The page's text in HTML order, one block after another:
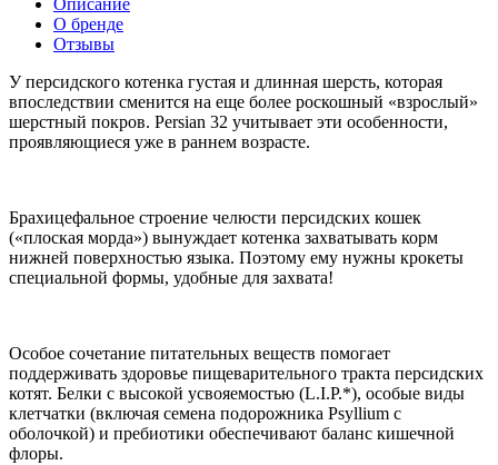
Описание
О бренде
Отзывы
У персидского котенка густая и длинная шерсть, которая
впоследствии сменится на еще более роскошный «взрослый»
шерстный покров. Persian 32 учитывает эти особенности,
проявляющиеся уже в раннем возрасте.
Брахицефальное строение челюсти персидских кошек
(«плоская морда») вынуждает котенка захватывать корм
нижней поверхностью языка. Поэтому ему нужны крокеты
специальной формы, удобные для захвата!
Особое сочетание питательных веществ помогает
поддерживать здоровье пищеварительного тракта персидских
котят. Белки с высокой усвояемостью (L.I.P.*), особые виды
клетчатки (включая семена подорожника Psyllium с
оболочкой) и пребиотики обеспечивают баланс кишечной
флоры.